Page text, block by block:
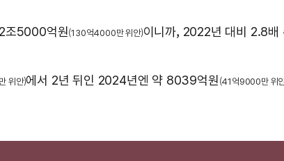
조5000억원(130억4000만 위안)이니까, 2022년 대비 2.8배
위안)에서 2년 뒤인 2024년엔 약 8039억원 (41억9000만 위